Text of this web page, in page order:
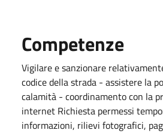
Competenze
Vigilare e sanzionare
codice della strada - assistere la
calamità - coordinamento con la
internet Richiesta permessi
informazioni, rilievi fotografici,